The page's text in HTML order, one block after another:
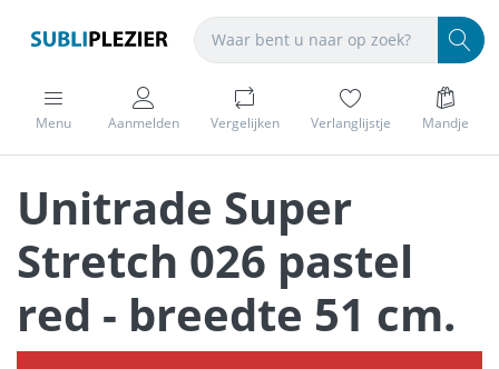
Menu Aanmelden Vergelijken Verlanglijstje Mandje
Unitrade Super
Stretch 026 pastel
red - breedte 51 cm.